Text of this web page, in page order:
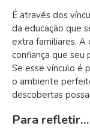
É através dos
da educação que
extra familiares. A
confiança que seu
Se esse vínculo é
o ambiente
descobertas
Para refletir…